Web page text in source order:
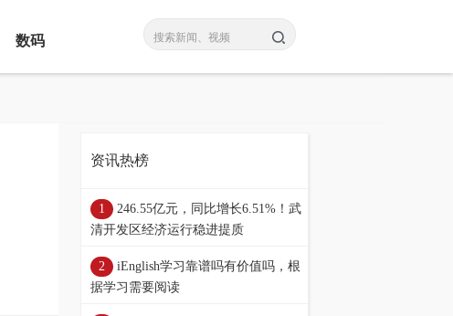
数码
资讯热榜
246.55亿元，同比增长6.51%！武
清开发区经济运行稳进提质
iEnglish学习靠谱吗有价值吗，根
据学习需要阅读